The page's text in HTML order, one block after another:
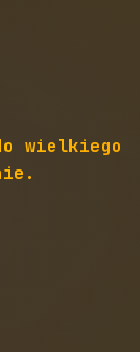
wielkiego